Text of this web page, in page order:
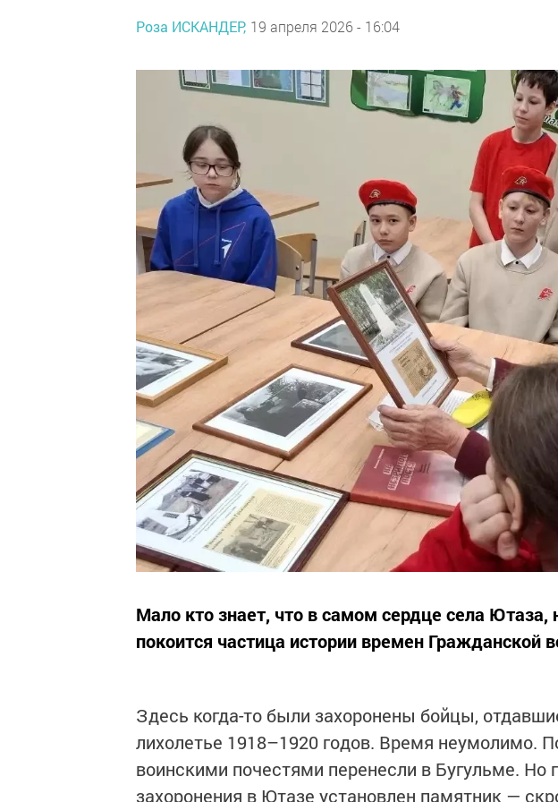
Роза ИСКАНДЕР, 19 апреля 2026 - 16:04
Мало кто знает, что в самом сердце села Ютаза,
покоится частица истории времен Гражданской
Здесь когда-то были захоронены бойцы,
лихолетье 1918–1920 годов. Время неумолимо.
воинскими почестями перенесли в Бугульме. Но
захоронения в Ютазе установлен памятник —